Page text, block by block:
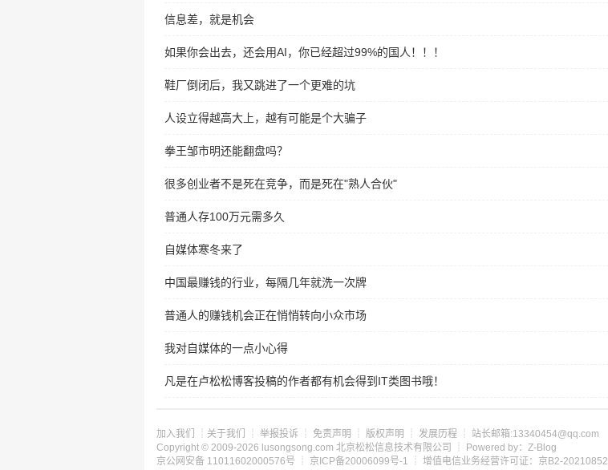
信息差，就是机会
如果你会出去，还会用AI，你已经超过99%的国人！！！
鞋厂倒闭后，我又跳进了一个更难的坑
人设立得越高大上，越有可能是个大骗子
拳王邹市明还能翻盘吗？
很多创业者不是死在竞争，而是死在"熟人合伙"
普通人存100万元需多久
自媒体寒冬来了
中国最赚钱的行业，每隔几年就洗一次牌
普通人的赚钱机会正在悄悄转向小众市场
我对自媒体的一点小心得
凡是在卢松松博客投稿的作者都有机会得到IT类图书哦！
加入我们 关于我们 举报投诉 免责声明 版权声明 发展历程 ┊ 站长邮箱:13340454@qq.com
Copyright © 2009-2026 lusongsong.com 北京松松信息技术有限公司 ┊ Powered by：Z-Blog
京公网安备 11011602000576号 ┊ 京ICP备20006099号-1 ┊ 增值电信业务经营许可证：京B2-20210852